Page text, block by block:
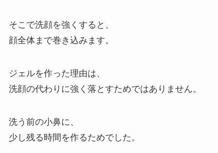
そこで洗顔を強くすると、
顔全体まで巻き込みます。
ジェルを作った理由は、
洗顔の代わりに強く落とすためではありません。
洗う前の小鼻に、
少し残る時間を作るためでした。